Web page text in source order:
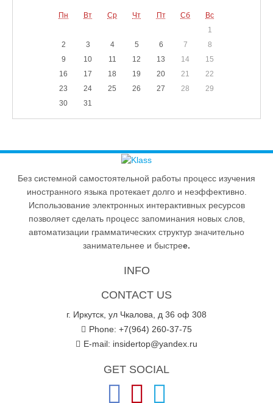
Пн Вт Ср Чт Пт Сб
Вс
1
2
3 4 5 6 7
8
9
10 11 12 13 14
15
16
17 18 19 20 21
22
23
24 25 26 27 28
29
30
31
Без системной самостоятельной работы процесс изучения
иностранного языка протекает долго и неэффективно.
Использование электронных интерактивных ресурсов
позволяет сделать процесс запоминания новых слов,
автоматизации грамматических структур значительно
занимательнее и быстрее.
INFO
CONTACT US
г. Иркутск, ул Чкалова, д 36 оф 308
Phone: +7(964) 260-37-75
E-mail: insidertop@yandex.ru
GET SOCIAL